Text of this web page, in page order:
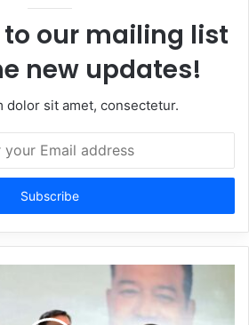
to our mailing list
new updates!
dolor sit amet, consectetur.